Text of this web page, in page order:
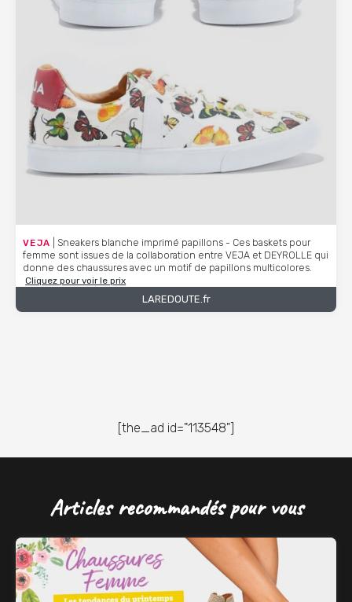
VEJA | Sneakers blanche imprimé papillons - Ces baskets pour
femme sont issues de la collaboration entre VEJA et DEYROLLE qui
donne des chaussures avec un motif de papillons multicolores.
Cliquez pour voir le prix
LAREDOUTE.fr
[the_ad id="113548"]
Articles recommandés pour vous